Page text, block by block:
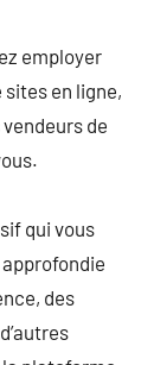
employer
en ligne,
de
qui vous
des